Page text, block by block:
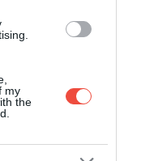
my
the